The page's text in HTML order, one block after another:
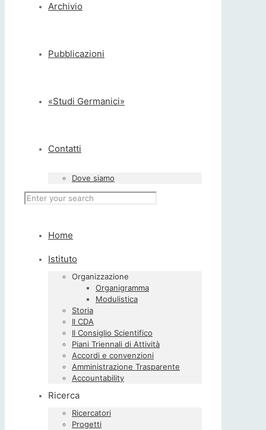
Archivio
Pubblicazioni
«Studi Germanici»
Contatti
Dove siamo
Home
Istituto
Organizzazione
Organigramma
Modulistica
Storia
Il CDA
Il Consiglio Scientifico
Piani Triennali di Attività
Accordi e convenzioni
Amministrazione Trasparente
Accountability
Ricerca
Ricercatori
Progetti